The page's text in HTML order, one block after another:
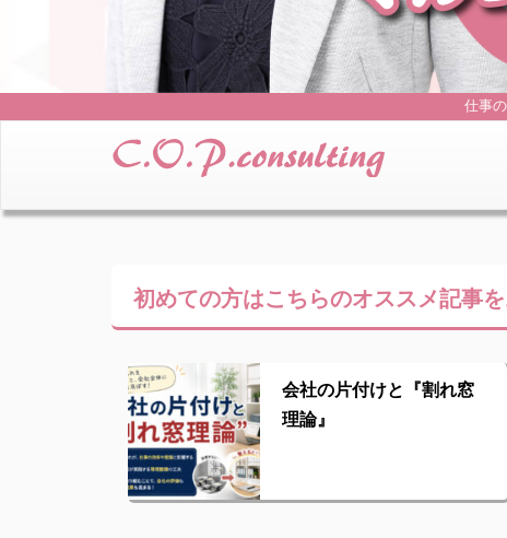
仕事
初めての方はこちらのオススメ記事
会社の片付けと『割れ窓
理論』